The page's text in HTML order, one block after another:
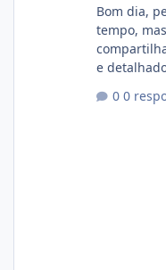
Bom dia,
tempo,
e
atualmente
0